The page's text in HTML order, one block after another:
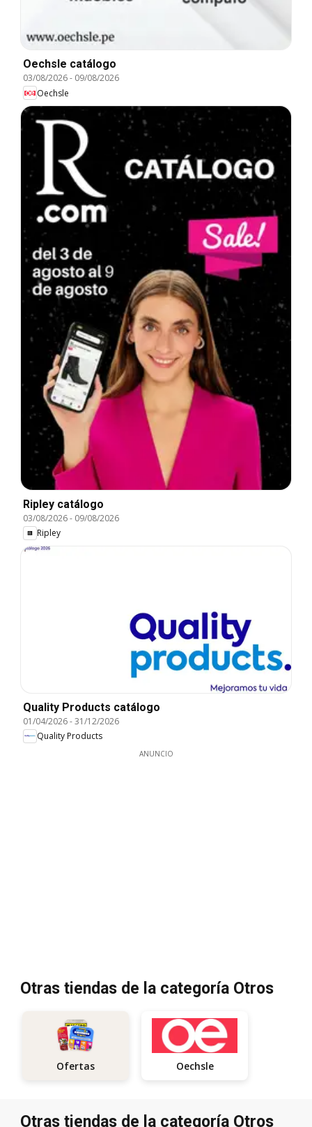
Oechsle catálogo
03/08/2026- 09/08/2026
Oechsle
Ripley catálogo
03/08/2026- 09/08/2026
Ripley
Quality Products catálogo
01/04/2026-31/12/2026
Quality Products
ANUNCIO
Otras tiendas de la categoría Otros
Ofertas Oechsle
Otras tiendas de la categoría Otros